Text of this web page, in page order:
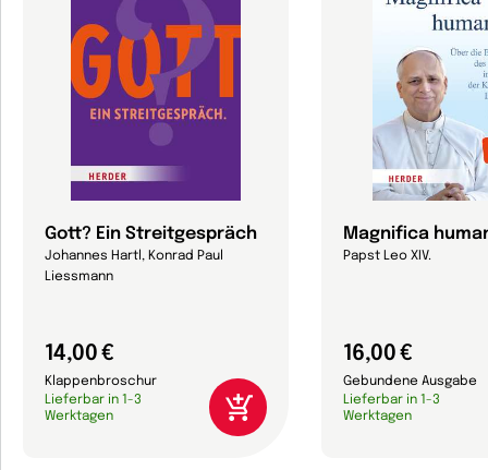
Gott? Ein Streitgespräch
Johannes Hartl, Konrad Paul
Liessmann
14,00 €
Klappenbroschur
Lieferbar in 1-3
Werktagen
Magnifica
Papst Leo XIV.
16,00 €
Gebundene Ausgabe
Lieferbar in 1-3
Werktagen